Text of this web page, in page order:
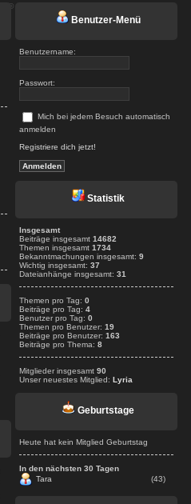
Benutzer-Menü
Benutzername:
Passwort:
Mich bei jedem Besuch automatisch
anmelden
Registriere dich jetzt!
Statistik
Insgesamt
Beiträge insgesamt 14682
Themen insgesamt 1734
Bekanntmachungen insgesamt: 9
Wichtig insgesamt: 37
Dateianhänge insgesamt: 31
Themen pro Tag: 0
Beiträge pro Tag: 4
Benutzer pro Tag: 0
Themen pro Benutzer: 19
Beiträge pro Benutzer: 163
Beiträge pro Thema: 8
Mitglieder insgesamt 90
Unser neuestes Mitglied: Lyria
Geburtstage
Heute hat kein Mitglied Geburtstag
In den nächsten 30 Tagen
Tara
(43)
© 2009 - 2015 Board3 Group